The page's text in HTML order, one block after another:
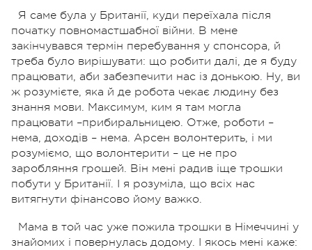
Я саме була у Британії, куди переїхала після
початку повномастшабної війни. В мене
закінчувався термін перебування у спонсора, й
треба було вирішувати: що робити далі, де я буду
працювати, аби забезпечити нас із донькою. Ну, ви
ж розумієте, яка й де робота чекає людину без
знання мови. Максимум, ким я там могла
працювати –прибиральницею. Отже, роботи –
нема, доходів – нема. Арсен волонтерить, і ми
розуміємо, що волонтерити – це не про
заробляння грошей. Він мені радив іще трошки
побути у Британії. І я розуміла, що всіх нас
витягнути фінансово йому важко.
Мама в той час уже пожила трошки в Німеччині у
знайомих і повернулась додому. І якось мені каже: